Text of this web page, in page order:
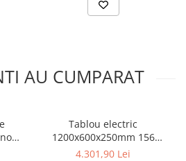
sistem. Fie că este utilizat în
AU CUMPARAT
-
Tablou electric
1200x600x250mm 156
module cofret dulap
4.301,90 Lei